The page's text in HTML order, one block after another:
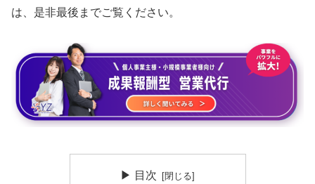
は、是非最後までご覧ください。
▶ 目次